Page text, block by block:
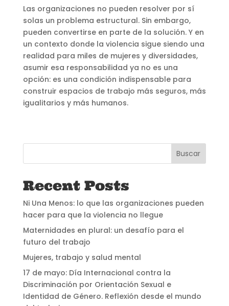
Las organizaciones no pueden resolver por sí
solas un problema estructural. Sin embargo,
pueden convertirse en parte de la solución. Y en
un contexto donde la violencia sigue siendo una
realidad para miles de mujeres y diversidades,
asumir esa responsabilidad ya no es una
opción: es una condición indispensable para
construir espacios de trabajo más seguros, más
igualitarios y más humanos.
Buscar
Recent Posts
Ni Una Menos: lo que las organizaciones pueden
hacer para que la violencia no llegue
Maternidades en plural: un desafío para el
futuro del trabajo
Mujeres, trabajo y salud mental
17 de mayo: Día Internacional contra la
Discriminación por Orientación Sexual e
Identidad de Género. Reflexión desde el mundo